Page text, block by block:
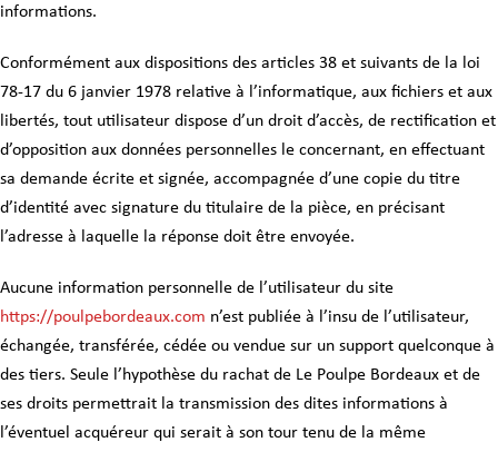
informations.
Conformément aux dispositions des articles 38 et suivants de la loi
78-17 du 6 janvier 1978 relative à l’informatique, aux fichiers et aux
libertés, tout utilisateur dispose d’un droit d’accès, de rectification et
d’opposition aux données personnelles le concernant, en effectuant
sa demande écrite et signée, accompagnée d’une copie du titre
d’identité avec signature du titulaire de la pièce, en précisant
l’adresse à laquelle la réponse doit être envoyée.
Aucune information personnelle de l’utilisateur du site
https://poulpebordeaux.com n’est publiée à l’insu de l’utilisateur,
échangée, transférée, cédée ou vendue sur un support quelconque à
des tiers. Seule l’hypothèse du rachat de Le Poulpe Bordeaux et de
ses droits permettrait la transmission des dites informations à
l’éventuel acquéreur qui serait à son tour tenu de la même